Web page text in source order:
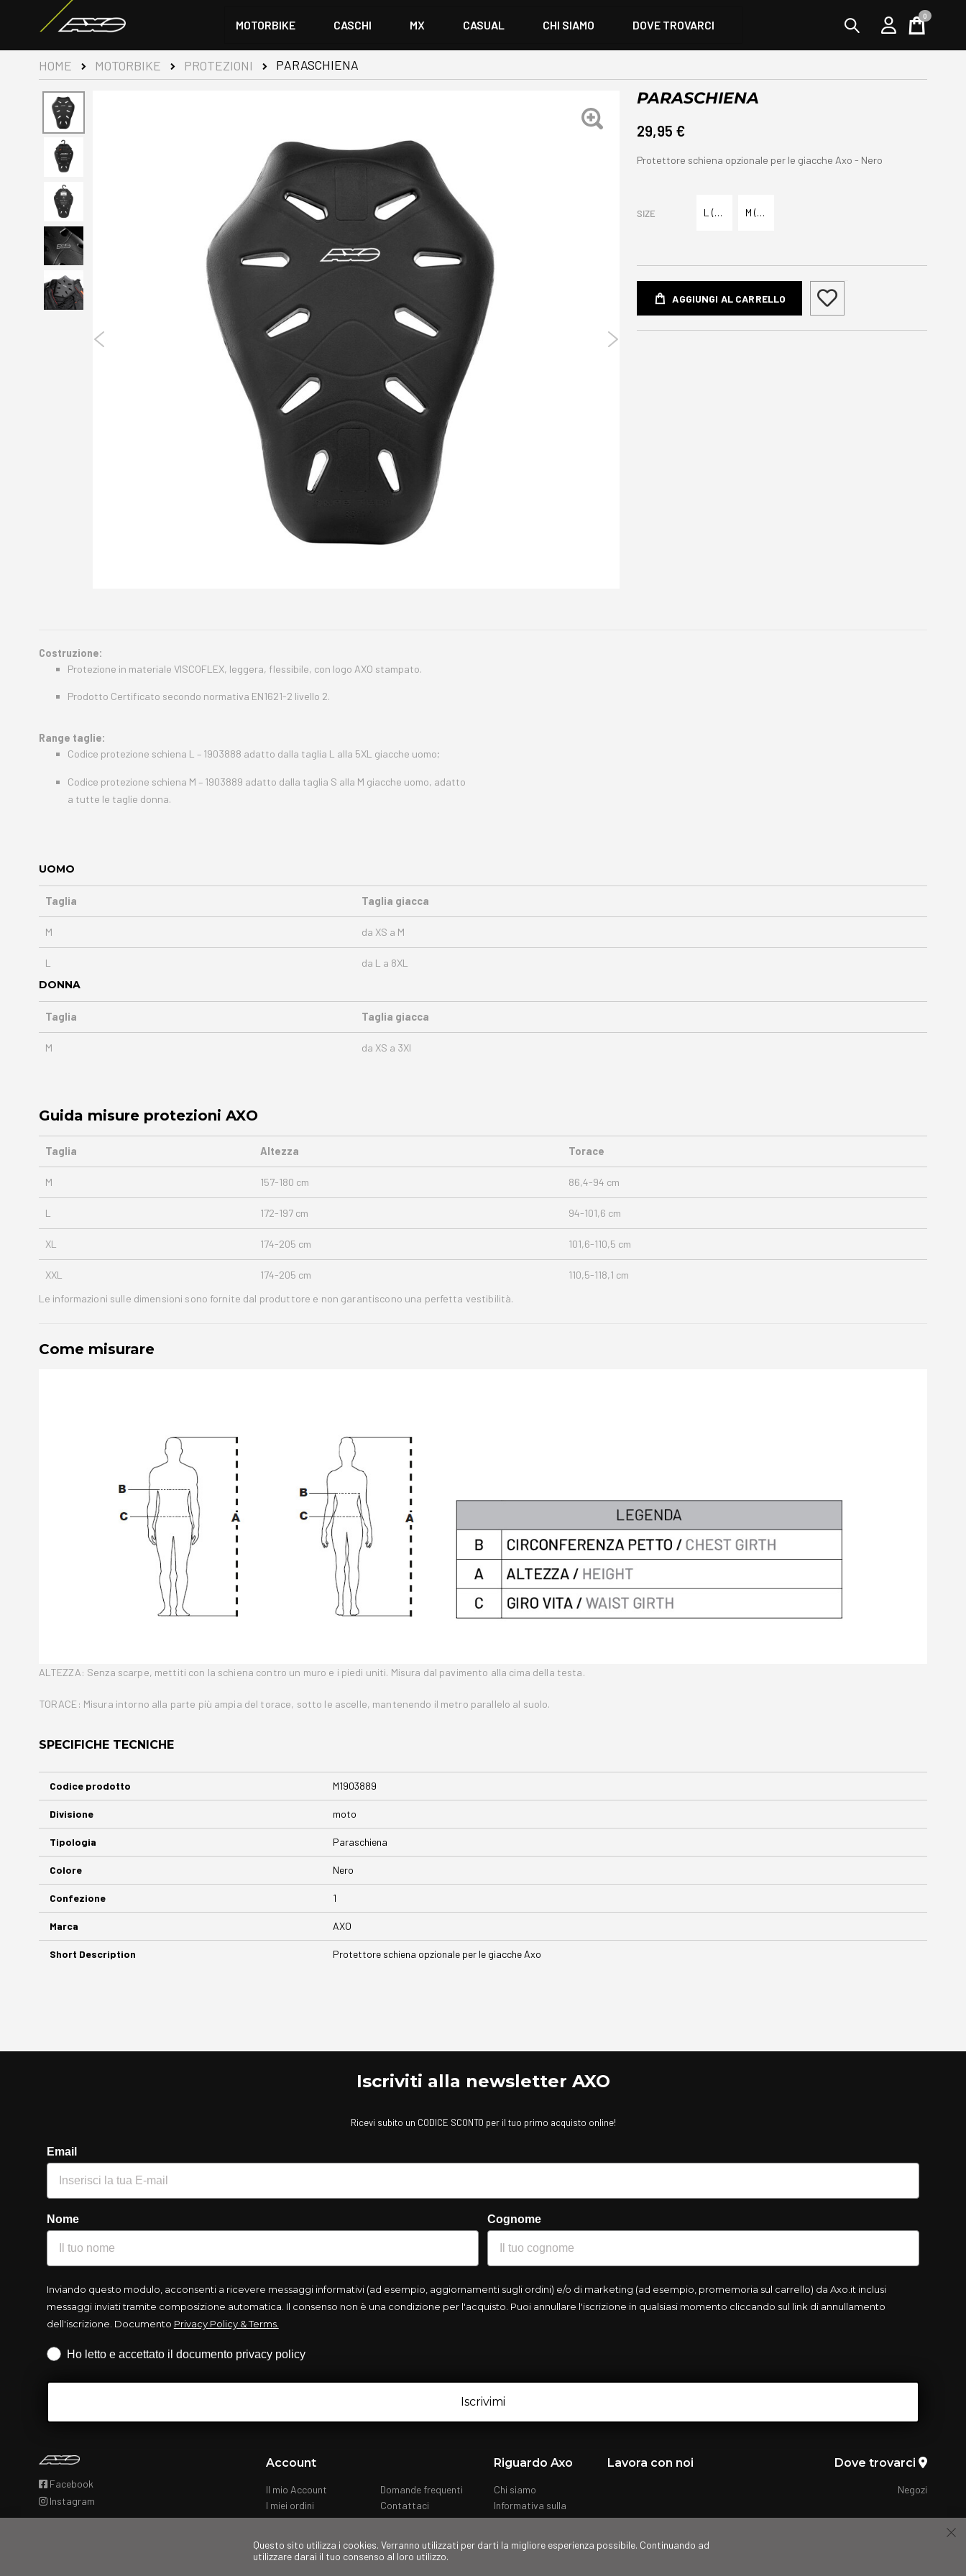
MOTORBIKE CASCHI MX CASUAL CHI SIAMO DOVE TROVARCI Cart
0
HOME MOTORBIKE PROTEZIONI PARASCHIENA
PARASCHIENA
29,95 €
Protettore schiena opzionale per le giacche Axo - Nero
SIZE L (per giacche L>5XL) M (per giacche S>M)
AGGIUNGI AL CARRELLO
Costruzione:
Protezione in materiale VISCOFLEX, leggera, flessibile, con logo AXO stampato.
Prodotto Certificato secondo normativa EN1621-2 livello 2.
Range taglie:
Codice protezione schiena L – 1903888 adatto dalla taglia L alla 5XL giacche uomo;
Codice protezione schiena M – 1903889 adatto dalla taglia S alla M giacche uomo, adatto
a tutte le taglie donna.
UOMO
Taglia Taglia giacca
M da XS a M
L da L a 8XL
DONNA
Taglia Taglia giacca
M da XS a 3Xl
Guida misure protezioni AXO
Taglia Altezza Torace
M 157-180 cm 86,4-94 cm
L 172-197 cm 94-101,6 cm
XL 174-205 cm 101,6-110,5 cm
XXL 174-205 cm
110,5-118,1 cm
Le informazioni sulle dimensioni sono fornite dal produttore e non garantiscono una perfetta vestibilità.
Come misurare
ALTEZZA: Senza scarpe, mettiti con la schiena contro un muro e i piedi uniti. Misura dal pavimento alla cima della testa.
TORACE: Misura intorno alla parte più ampia del torace, sotto le ascelle, mantenendo il metro parallelo al suolo.
SPECIFICHE TECNICHE
Maggiori
Informazioni
Codice prodotto M1903889
Divisione moto
Tipologia Paraschiena
Colore Nero
Confezione 1
Marca AXO
Short Description Protettore schiena opzionale per le giacche Axo
Iscriviti alla newsletter AXO
Ricevi subito un CODICE SCONTO per il tuo primo acquisto online!
Email
Nome Cognome
Inviando questo modulo, acconsenti a ricevere messaggi informativi (ad esempio, aggiornamenti sugli ordini) e/o di marketing (ad esempio, promemoria sul carrello) da Axo.it inclusi
messaggi inviati tramite composizione automatica. Il consenso non è una condizione per l'acquisto. Puoi annullare l'iscrizione in qualsiasi momento cliccando sul link di annullamento
dell'iscrizione. Documento Privacy Policy & Terms.
Iscrizione obbligatoria
Ho letto e accettato il documento privacy policy
Iscrivimi
Facebook
Instagram
Account
Il mio Account
I miei ordini
Domande frequenti
Contattaci
Riguardo Axo
Chi siamo
Informativa sulla
privacy
Lavora con noi Dove trovarci
Negozi
Questo sito utilizza i cookies. Verranno utilizzati per darti la migliore esperienza possibile. Continuando ad
utilizzare darai il tuo consenso al loro utilizzo.